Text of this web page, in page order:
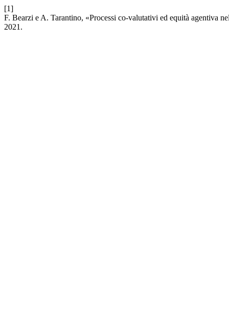
[1]
F. Bearzi e A. Tarantino, «Processi co-valutativi ed equità agentiva
2021.